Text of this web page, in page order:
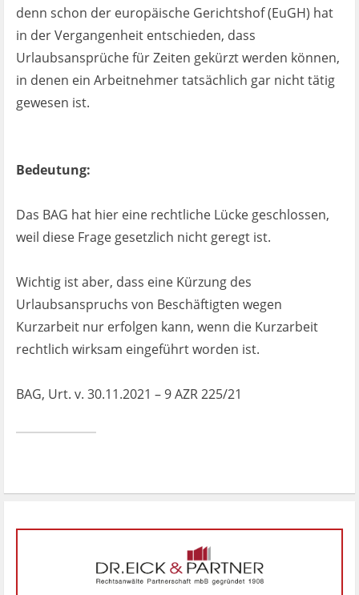
denn schon der europäische Gerichtshof (EuGH) hat
in der Vergangenheit entschieden, dass
Urlaubsansprüche für Zeiten gekürzt werden können,
in denen ein Arbeitnehmer tatsächlich gar nicht tätig
gewesen ist.
Bedeutung:
Das BAG hat hier eine rechtliche Lücke geschlossen,
weil diese Frage gesetzlich nicht geregt ist.
Wichtig ist aber, dass eine Kürzung des
Urlaubsanspruchs von Beschäftigten wegen
Kurzarbeit nur erfolgen kann, wenn die Kurzarbeit
rechtlich wirksam eingeführt worden ist.
BAG, Urt. v. 30.11.2021 – 9 AZR 225/21